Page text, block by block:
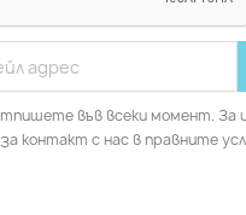
във всеки момент. За
контакт с нас в правните